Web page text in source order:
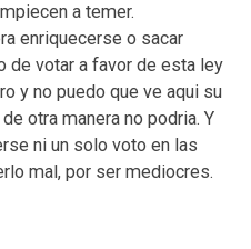
a temer.
enriquecerse o sacar
de votar a favor de esta ley
y no puedo que ve aqui su
otra manera no podria. Y
ni un solo voto en las
mal, por ser mediocres.